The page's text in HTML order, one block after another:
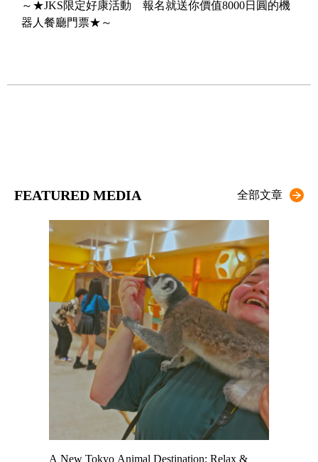
FEATURED MEDIA 全部文章
A New Tokyo Animal Destination: Relax &
～★JKS限定好康活動 報名就送你價值8000日圓的機
器人餐廳門票★～